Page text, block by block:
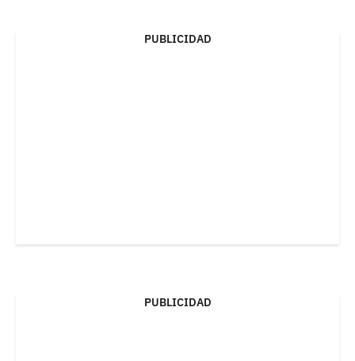
PUBLICIDAD
PUBLICIDAD